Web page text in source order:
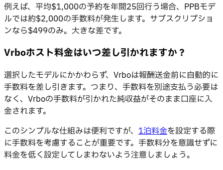
例えば、平均$1,000の予約を年間25回行う場合、PPBモデ
ルでは約$2,000の手数料が発生します。サブスクリプショ
ンなら$499のみ。大きな差です。
Vrboホスト料金はいつ差し引かれますか？
選択したモデルにかかわらず、Vrboは報酬送金前に自動的に
手数料を差し引きます。つまり、手数料を別途支払う必要は
なく、Vrboの手数料が引かれた純収益がそのまま口座に入
金されます。
このシンプルな仕組みは便利ですが、 1泊料金を設定する際
に手数料を考慮することが重要です。手数料分を意識せずに
料金を低く設定してしまわないよう注意しましょう。